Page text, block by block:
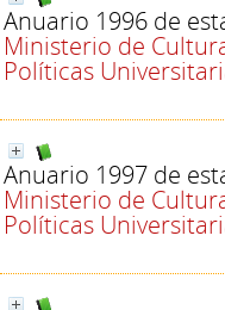
Anuario 1996 de
Ministerio de
Políticas
Anuario 1997 de
Ministerio de
Políticas